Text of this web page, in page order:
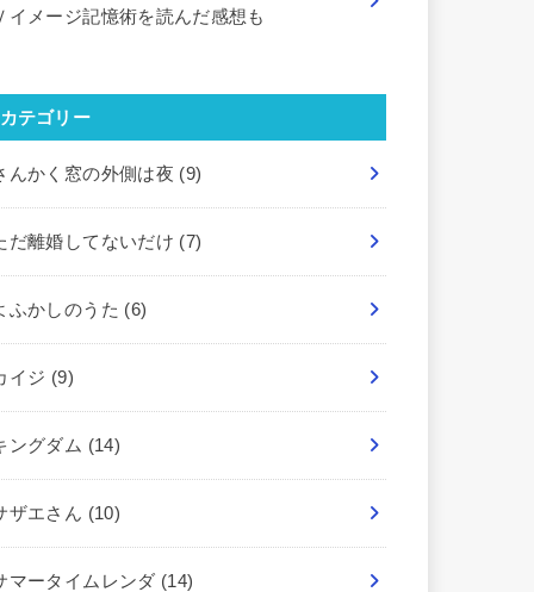
イメージ記憶術を読んだ感想も
カテゴリー
んかく窓の外側は夜 (9)
だ離婚してないだけ (7)
ふかしのうた (6)
イジ (9)
ングダム (14)
ザエさん (10)
マータイムレンダ (14)